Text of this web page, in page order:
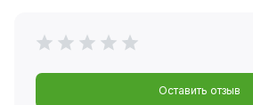
Оставить отзыв